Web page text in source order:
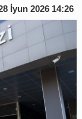
İyun 2026 14:26